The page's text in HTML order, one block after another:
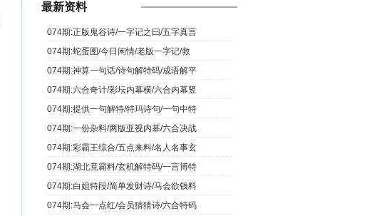
最新资料
074期:正版鬼谷诗/一字记之曰/五字真言
074期:蛇蛋图/今日闲情/老版一字记/救
074期:神算一句话/诗句解特码/成语解平
074期:六合奇计/彩坛内幕横/六合内幕竖
074期:提供一句解特/特玛诗句/一句中特
074期:一份杂料/两版亚视内幕/六合决战
074期:彩霸王综合/五点来料/名人名事玄
074期:湖北竟霸料/玄机解特码/一言博特
074期:白姐特段/简单发财诗/马会欲钱料
074期:马会一点红/会员猜猜诗/六合特码